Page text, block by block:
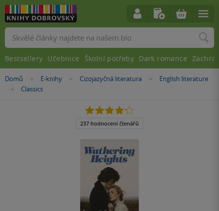
Nacházíte
Domů »E-knihy »
Cizojazyčná literatura »
English literature
»
Classics
4.2
z
5
237 hodnocení čtenářů
Vyhledávání
Bestsellery Učebnice Školní potřeby Dark romance